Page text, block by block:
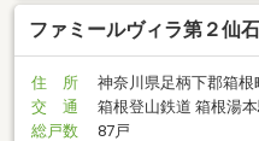
ファミールヴィラ第２仙
住 所
神奈川県足柄下郡箱
交 通
箱根登山鉄道 箱根湯
総戸数
87戸